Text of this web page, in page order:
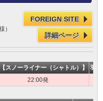
）
FOREIGN SITE
詳細ページ
スノーライナー（シャトル）】
羽
22:00発